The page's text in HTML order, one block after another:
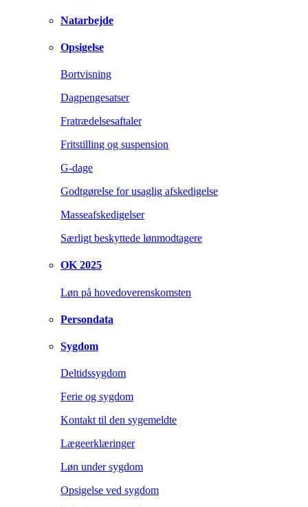
Natarbejde
Opsigelse
Bortvisning
Dagpengesatser
Fratrædelsesaftaler
Fritstilling og suspension
G-dage
Godtgørelse for usaglig afskedigelse
Masseafskedigelser
Særligt beskyttede lønmodtagere
OK 2025
Løn på hovedoverenskomsten
Persondata
Sygdom
Deltidssygdom
Ferie og sygdom
Kontakt til den sygemeldte
Lægeerklæringer
Løn under sygdom
Opsigelse ved sygdom